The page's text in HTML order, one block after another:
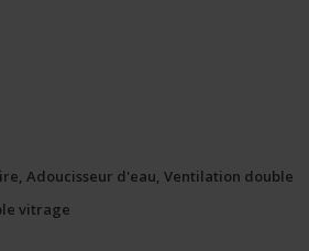
Adoucisseur d'eau, Ventilation double
vitrage